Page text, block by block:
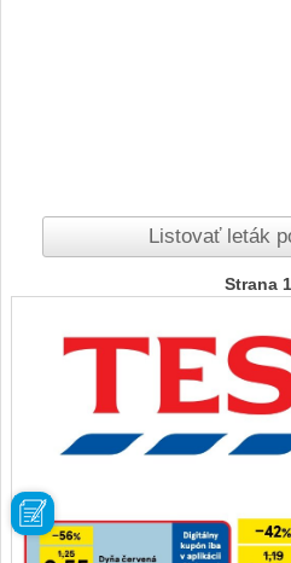
Listovať leták
Strana 1